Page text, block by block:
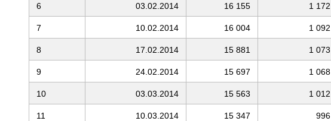
6 03.02.2014 16 155 1 172
7 10.02.2014 16 004 1 092
8 17.02.2014 15 881 1 073
9 24.02.2014 15 697 1 068
10 03.03.2014 15 563 1 012
11 10.03.2014 15 347 996